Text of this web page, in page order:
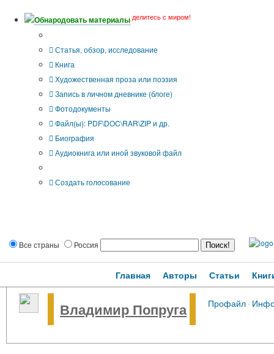
Обнародовать материалы делитесь с миром!
Статья, обзор, исследование
Книга
Художественная проза или поэзия
Запись в личном дневнике (блоге)
Фотодокументы
Файл(ы): PDF\DOC\RAR\ZIP и др.
Биография
Аудиокнига или иной звуковой файл
Создать голосование
Все страны Россия
Главная Авторы Статьи
Владимир Попруга Профайл·